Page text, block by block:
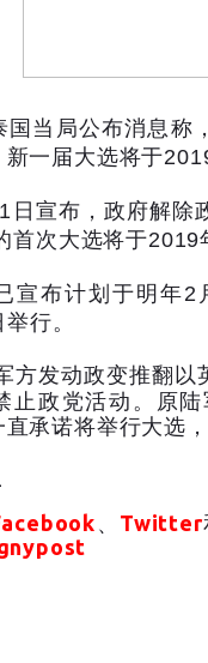
国当局公布消息称
一届大选将于
日宣布，政府解除
首次大选将于2019
宣布计划于明年2
举行。
方发动政变推翻以
止政党活动。原
承诺将举行大选
、 Twitter